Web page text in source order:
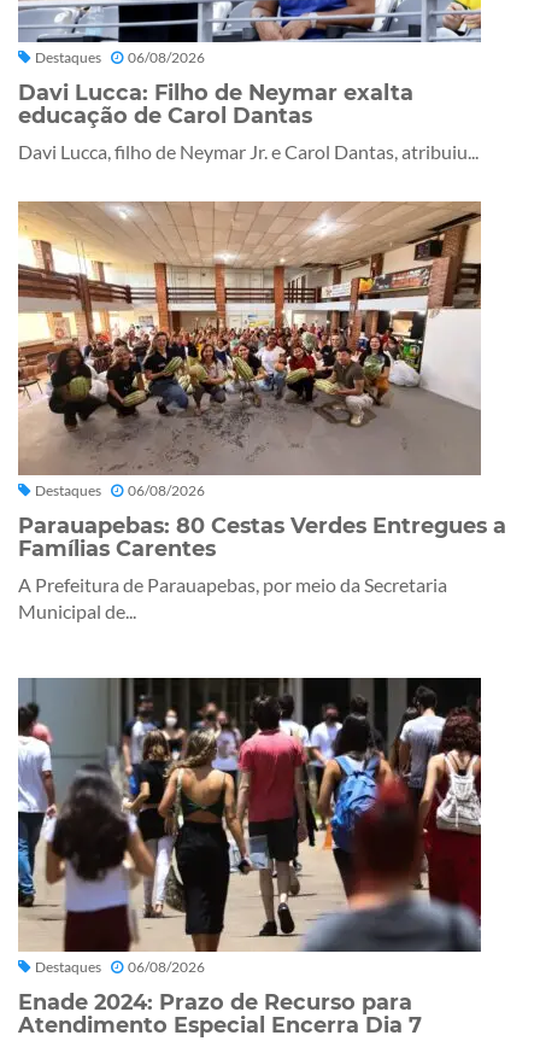
Destaques 06/08/2026
Davi Lucca: Filho de Neymar exalta
educação de Carol Dantas
Davi Lucca, filho de Neymar Jr. e Carol Dantas, atribuiu...
Destaques 06/08/2026
Parauapebas: 80 Cestas Verdes Entregues a
Famílias Carentes
A Prefeitura de Parauapebas, por meio da Secretaria
Municipal de...
Destaques 06/08/2026
Enade 2024: Prazo de Recurso para
Atendimento Especial Encerra Dia 7